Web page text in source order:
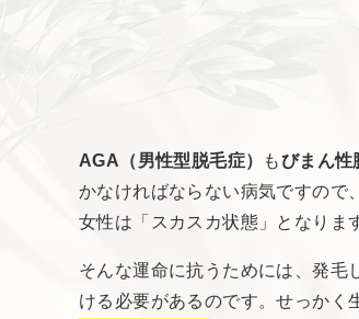
AGA（男性型脱毛症） もびまん性
かなければならない病気ですので
女性は「スカスカ状態」となりま
そんな運命に抗うためには、発毛
ける必要があるのです。せっかく